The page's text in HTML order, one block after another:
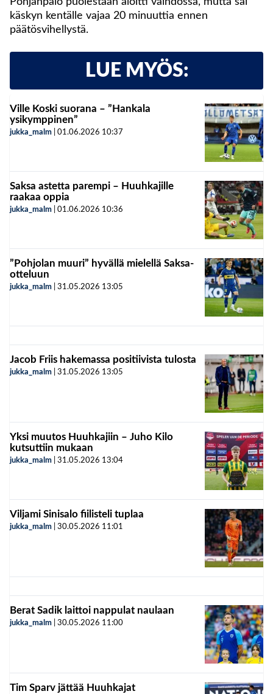
käskyn kentälle vajaa 20 minuuttia ennen
päätösvihellystä.
LUE MYÖS:
Ville Koski suorana – ”Hankala
ysikymppinen”
jukka_malm 01.06.2026 10:37
Saksa astetta parempi – Huuhkajille
raakaa oppia
jukka_malm 01.06.2026 10:36
”Pohjolan muuri” hyvällä mielellä Saksa-
otteluun
jukka_malm 31.05.2026 13:05
Jacob Friis hakemassa positiivista tulosta
jukka_malm 31.05.2026 13:05
Yksi muutos Huuhkajiin – Juho Kilo
kutsuttiin mukaan
jukka_malm 31.05.2026 13:04
Viljami Sinisalo fiilisteli tuplaa
jukka_malm 30.05.2026 11:01
Berat Sadik laittoi nappulat naulaan
jukka_malm 30.05.2026 11:00
Tim Sparv jättää Huuhkajat